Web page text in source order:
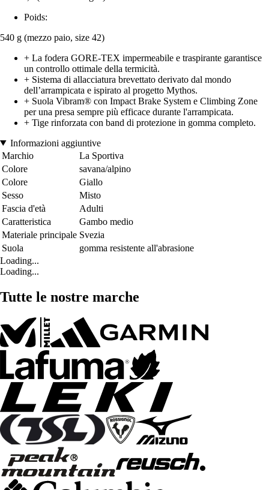
Poids:
540 g (mezzo paio, size 42)
+ La fodera GORE-TEX impermeabile e traspirante garantisce
un controllo ottimale della termicità.
+ Sistema di allacciatura brevettato derivato dal mondo
dell’arrampicata e ispirato al progetto Mythos.
+ Suola Vibram® con Impact Brake System e Climbing Zone
per una presa sempre più efficace durante l'arrampicata.
+ Tige rinforzata con band di protezione in gomma completo.
Informazioni aggiuntive
Marchio
La Sportiva
Colore
savana/alpino
Colore
Giallo
Sesso
Misto
Fascia d'età
Adulti
Caratteristica
Gambo medio
Materiale principale Svezia
Suola
gomma resistente all'abrasione
Loading...
Loading...
Tutte le nostre marche